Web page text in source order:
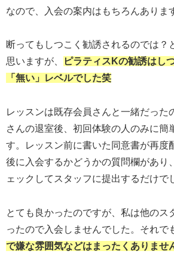
なので、入会の案内はもちろんありま
断ってもしつこく勧誘されるのでは？
思いますが、
ピラティスKの勧誘はし
「 無い 」レベルでした笑
レッスンは既存会員さんと一緒だった
さんの退室後、初回体験の人のみに簡
す。レッスン前に書いた同意書が再度
後に入会するかどうかの質問欄があり
ェックしてスタッフに提出するだけで
とても良かったのですが、私は他のス
ったので入会しませんでした。それで
で嫌な雰囲気などはまったくありませ